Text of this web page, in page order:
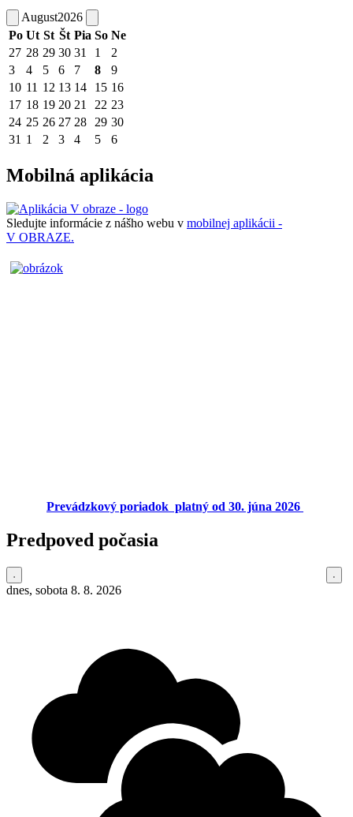
August2026
Po Ut St Št Pia So Ne
27 28 29 30 31 1
2
3
4 5 6 7 8
9
10 11 12 13 14 15 16
17 18 19 20 21 22 23
24 25 26 27 28 29 30
31 1 2 3 4 5 6
Mobilná aplikácia
Sledujte informácie z nášho webu v mobilnej aplikácii -
V OBRAZE.
Prevádzkový poriadok platný od 30. júna 2026
Predpoved počasia
dnes, sobota 8. 8. 2026